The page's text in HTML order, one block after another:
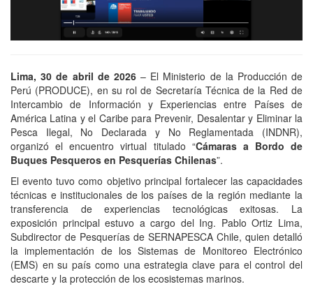
Lima, 30 de abril de 2026– El Ministerio de la Producción de
Perú (PRODUCE), en su rol de Secretaría Técnica de la Red de
Intercambio de Información y Experiencias entre Países de
América Latina y el Caribe para Prevenir, Desalentar y Eliminar la
Pesca Ilegal, No Declarada y No Reglamentada (INDNR),
organizó el encuentro virtual titulado “Cámaras a Bordo de
Buques Pesqueros en Pesquerías Chilenas”.
El evento tuvo como objetivo principal fortalecer las capacidades
técnicas e institucionales de los países de la región mediante la
transferencia de experiencias tecnológicas exitosas. La
exposición principal estuvo a cargo del Ing. Pablo Ortiz Lima,
Subdirector de Pesquerías de SERNAPESCA Chile, quien detalló
la implementación de los Sistemas de Monitoreo Electrónico
(EMS) en su país como una estrategia clave para el control del
descarte y la protección de los ecosistemas marinos.